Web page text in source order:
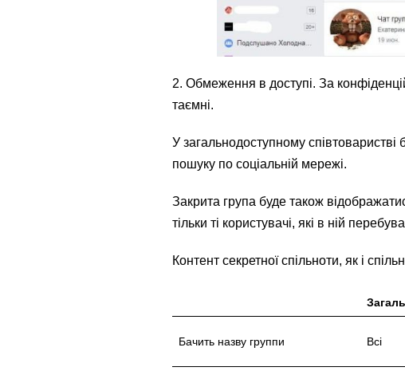
2. Обмеження в доступі. За
таємні.
У загальнодоступному співтоваристві
пошуку по соціальній мережі.
Закрита група буде також
тільки ті користувачі, які в ній
Контент секретної спільноти, як і
Бачить назву группи Всі